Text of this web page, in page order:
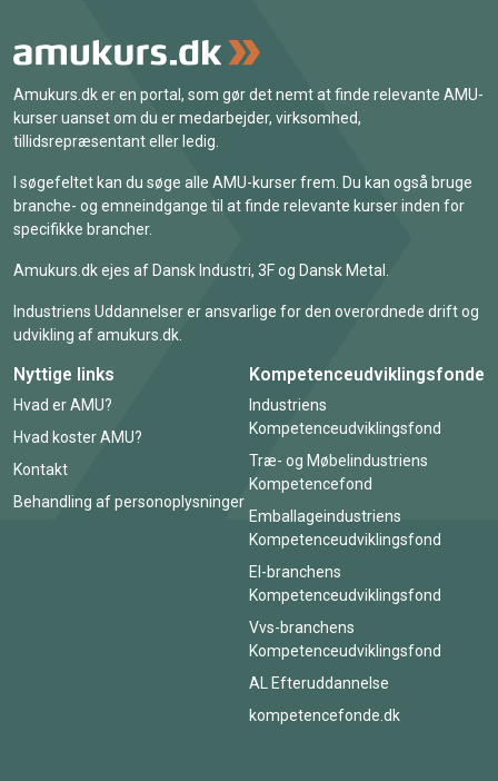
Amukurs.dk er en portal, som gør det nemt at finde relevante AMU-
kurser uanset om du er medarbejder, virksomhed,
tillidsrepræsentant eller ledig.
I søgefeltet kan du søge alle AMU-kurser frem. Du kan også bruge
branche- og emneindgange til at finde relevante kurser inden for
specifikke brancher.
Amukurs.dk ejes af Dansk Industri, 3F og Dansk Metal.
Industriens Uddannelser er ansvarlige for den overordnede drift og
udvikling af amukurs.dk.
Nyttige links
Hvad er AMU?
Hvad koster AMU?
Kontakt
Behandling af personoplysninger
Kompetenceudviklingsfonde
Industriens
Kompetenceudviklingsfond
Træ- og Møbelindustriens
Kompetencefond
Emballageindustriens
Kompetenceudviklingsfond
El-branchens
Kompetenceudviklingsfond
Vvs-branchens
Kompetenceudviklingsfond
AL Efteruddannelse
kompetencefonde.dk